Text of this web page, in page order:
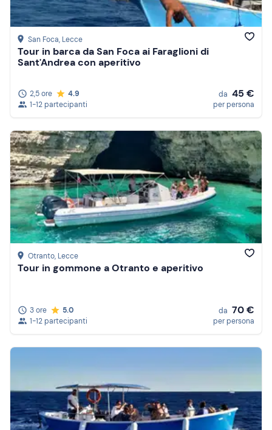
San Foca, Lecce
Tour in barca da San Foca ai Faraglioni di
Sant'Andrea con aperitivo
2,5 ore
4.9
1-12 partecipanti
da 45 €
per persona
Otranto, Lecce
Tour in gommone a Otranto e aperitivo
3 ore
5.0
1-12 partecipanti
da 70 €
per persona